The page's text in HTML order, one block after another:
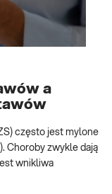
a
często jest mylone
Choroby zwykle dają
wnikliwa